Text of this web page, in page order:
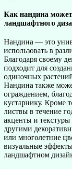
Как нандина
ландшафтного
Нандина — это
использовать в
Благодаря своему
подходит для
одиночных
Нандина также
ограждением,
кустарнику. Кроме
листвы в течение
акценты и
другими
или многолетние
визуальные
ландшафтном